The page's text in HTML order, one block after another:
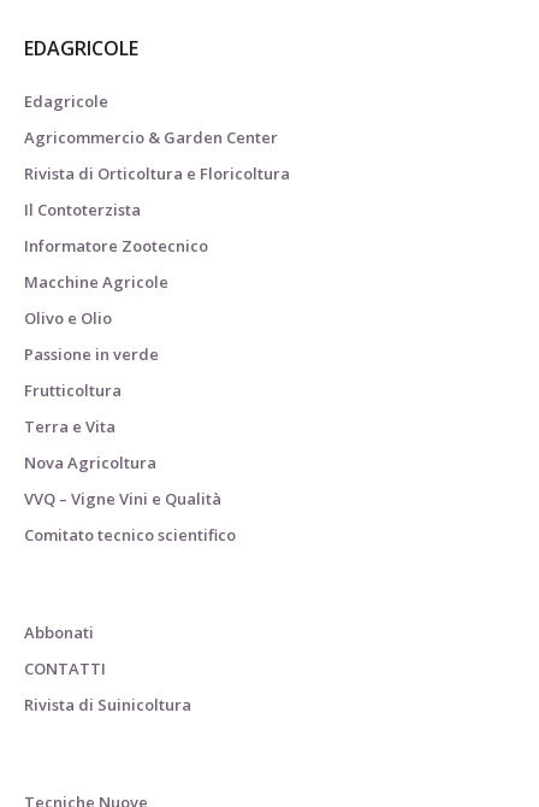
EDAGRICOLE
Edagricole
Agricommercio & Garden Center
Rivista di Orticoltura e Floricoltura
Il Contoterzista
Informatore Zootecnico
Macchine Agricole
Olivo e Olio
Passione in verde
Frutticoltura
Terra e Vita
Nova Agricoltura
VVQ – Vigne Vini e Qualità
Comitato tecnico scientifico
Abbonati
CONTATTI
Rivista di Suinicoltura
Tecniche Nuove